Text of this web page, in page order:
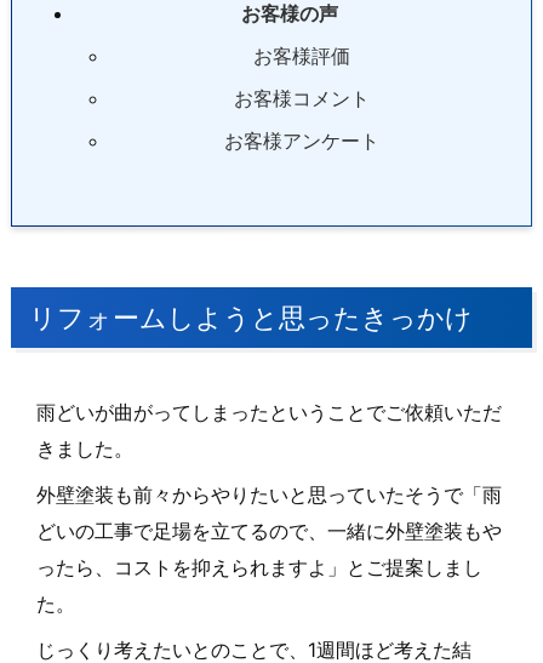
お客様の声
お客様評価
お客様コメント
お客様アンケート
リフォームしようと思ったきっかけ
雨どいが曲がってしまったということでご依頼いただ
きました。
外壁塗装も前々からやりたいと思っていたそうで「雨
どいの工事で足場を立てるので、一緒に外壁塗装もや
ったら、コストを抑えられますよ」とご提案しまし
た。
じっくり考えたいとのことで、1週間ほど考えた結